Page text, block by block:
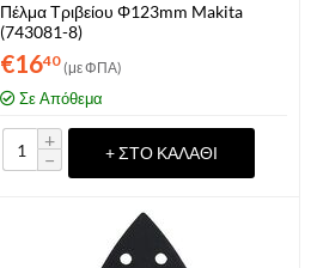
Πέλμα Τριβείου Φ123mm Makita
(743081-8)
€1640 (με ΦΠΑ)
Σε Απόθεμα
+
−
+ ΣΤΟ ΚΑΛΆΘΙ